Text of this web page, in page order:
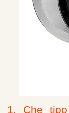
1. Che